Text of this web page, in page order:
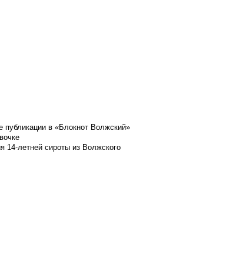
в «Блокнот Волжский»
14-летней сироты из Волжского